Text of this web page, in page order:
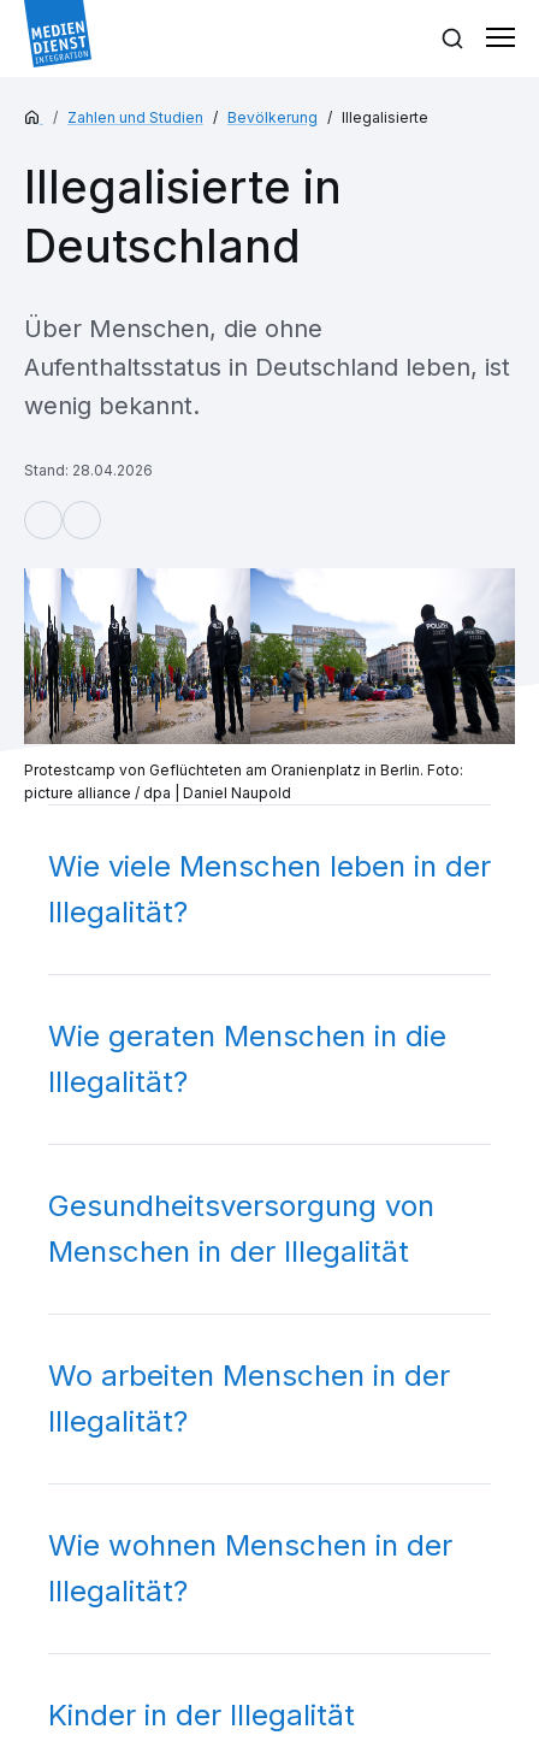
Zahlen und Studien Bevölkerung Illegalisierte
Illegalisierte in
Deutschland
Über Menschen, die ohne
Aufenthaltsstatus in Deutschland leben, ist
wenig bekannt.
Protestcamp von Geflüchteten am Oranienplatz in Berlin. Foto:
picture alliance / dpa | Daniel Naupold
Stand: 28.04.2026
Wie viele Menschen leben in der
Illegalität?
Wie geraten Menschen in die
Illegalität?
Gesundheitsversorgung von
Menschen in der Illegalität
Wo arbeiten Menschen in der
Illegalität?
Wie wohnen Menschen in der
Illegalität?
Kinder in der Illegalität